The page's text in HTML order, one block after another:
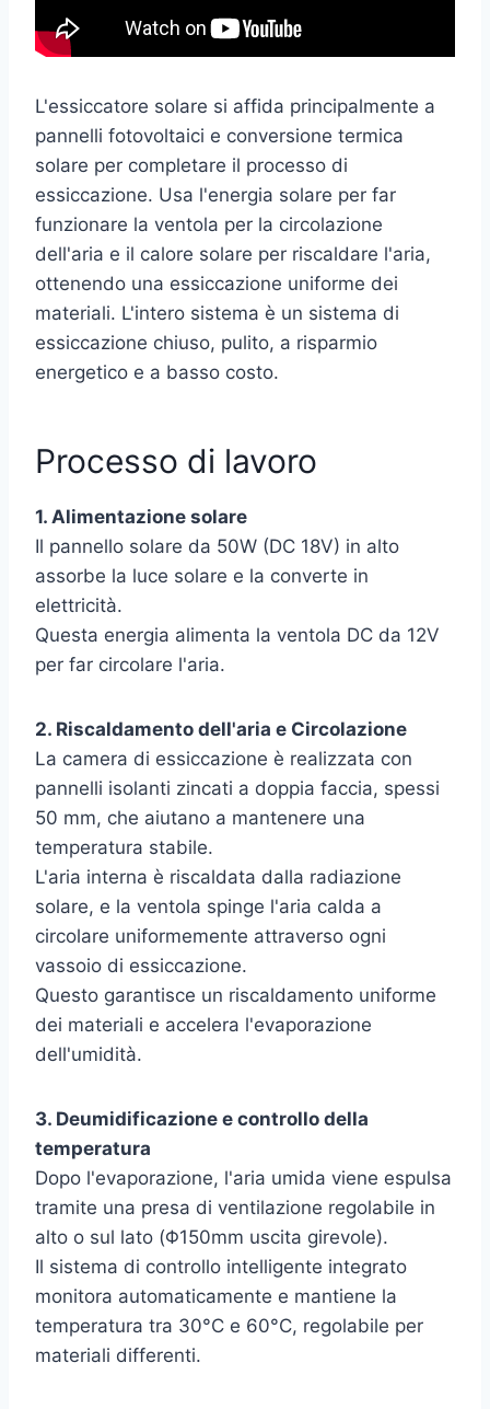
L'essiccatore solare si affida principalmente a
pannelli fotovoltaici e conversione termica
solare per completare il processo di
essiccazione. Usa l'energia solare per far
funzionare la ventola per la circolazione
dell'aria e il calore solare per riscaldare l'aria,
ottenendo una essiccazione uniforme dei
materiali. L'intero sistema è un sistema di
essiccazione chiuso, pulito, a risparmio
energetico e a basso costo.
Processo di lavoro
1. Alimentazione solare
Il pannello solare da 50W (DC 18V) in alto
assorbe la luce solare e la converte in
elettricità.
Questa energia alimenta la ventola DC da 12V
per far circolare l'aria.
2. Riscaldamento dell'aria e Circolazione
La camera di essiccazione è realizzata con
pannelli isolanti zincati a doppia faccia, spessi
50 mm, che aiutano a mantenere una
temperatura stabile.
L'aria interna è riscaldata dalla radiazione
solare, e la ventola spinge l'aria calda a
circolare uniformemente attraverso ogni
vassoio di essiccazione.
Questo garantisce un riscaldamento uniforme
dei materiali e accelera l'evaporazione
dell'umidità.
3. Deumidificazione e controllo della
temperatura
Dopo l'evaporazione, l'aria umida viene espulsa
tramite una presa di ventilazione regolabile in
alto o sul lato (Φ150mm uscita girevole).
Il sistema di controllo intelligente integrato
monitora automaticamente e mantiene la
temperatura tra 30°C e 60°C, regolabile per
materiali differenti.